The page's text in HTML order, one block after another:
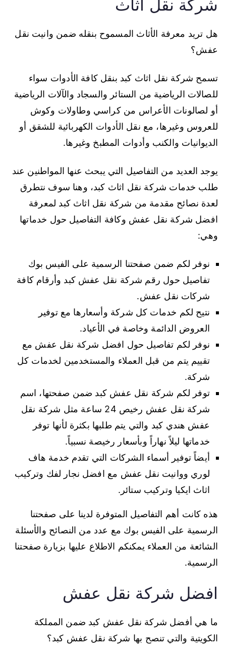
شركة نقل اثاث
هل تريد معرفة الأثاث المسموح بنقله ضمن وانيت نقل
عفش؟
تسمح شركة نقل اثاث كبد بنقل كافة الأدوات سواء
للصالات الرياضية من الستائر والسجاد والآلات الرياضية
أو لصالونات الأعراس من كراسي وطاولات وكوش
للعروس وغيرها، مع نقل الأدوات الكهربائية للشقق أو
الديوانيات والكنب وأدوات المطبخ وغيرها.
يوجد العديد من التفاصيل التي يبحث عنها المواطنين عند
طلب خدمات شركة نقل اثاث كبد، وهنا سوف نتطرق
لعدة نصائح مقدمة من شركة نقل اثاث كبد لمعرفة
افضل شركة نقل عفش وكافة التفاصيل حول خدماتها
وهي:
نوفر لكم ضمن صفحتنا الرسمية على الفيس بوك
تفاصيل حول رقم شركة نقل عفش كبد وأرقام كافة
شركات نقل عفش.
نتيح لكم خدمات كل شركة وأسعارها مع توفير
العروض الدائمة وخاصة في الأعياد.
نوفر لكم تفاصيل حول افضل شركة نقل عفش مع
تقييم يتم من قبل العملاء والمستخدمين لخدمات كل
شركة.
توفر لكم شركة نقل عفش كبد ضمن صفحتها، اسم
شركة نقل عفش رخيص 24 ساعة مثل شركة نقل
عفش هندي كبد والتي يتم طلبها بكثرة لأنها توفر
خدماتها ليلاً نهاراً وبأسعار رخيصة نسبياً.
أيضاً توفير أسماء الشركات التي تقدم خدمة هاف
لوري ووانيت نقل عفش مع افضل نجار لفك وتركيب
اثاث ايكيا وتركيب ستائر.
هذه كانت أهم التفاصيل المتوفرة لدينا على صفحتنا
الرسمية على الفيس بوك مع عدد من النصائح والأسئلة
الشائعة من العملاء يمكنكم الاطلاع عليها بزيارة صفحتنا
الرسمية.
افضل شركة نقل عفش
ما هي أفضل شركة نقل عفش كبد ضمن المملكة
الكويتية والتي تنصح بها شركة نقل عفش كبد؟